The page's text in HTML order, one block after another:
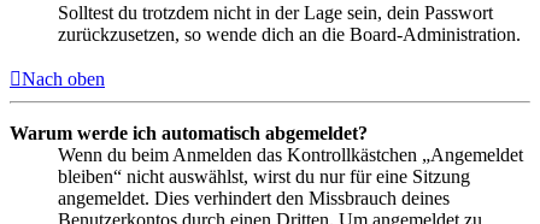
Solltest du trotzdem nicht in der Lage sein, dein Passwort
zurückzusetzen, so wende dich an die Board-Administration.
Nach oben
Warum werde ich automatisch abgemeldet?
Wenn du beim Anmelden das Kontrollkästchen „Angemeldet
bleiben“ nicht auswählst, wirst du nur für eine Sitzung
angemeldet. Dies verhindert den Missbrauch deines
Benutzerkontos durch einen Dritten. Um angemeldet zu